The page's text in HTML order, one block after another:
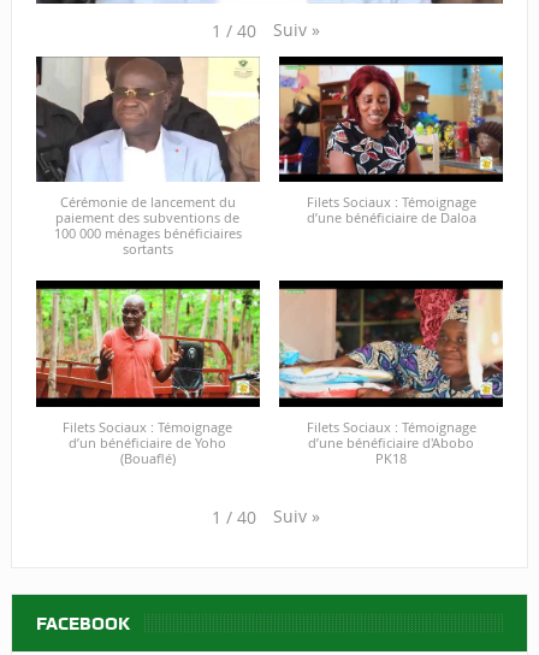
1 / 40 Suiv »
Cérémonie de lancement du
paiement des subventions de
100 000 ménages bénéficiaires
sortants
Filets Sociaux : Témoignage
d’une bénéficiaire de Daloa
Filets Sociaux : Témoignage
d’un bénéficiaire de Yoho
(Bouaflé)
Filets Sociaux : Témoignage
d’une bénéficiaire d'Abobo
PK18
1 / 40 Suiv »
FACEBOOK